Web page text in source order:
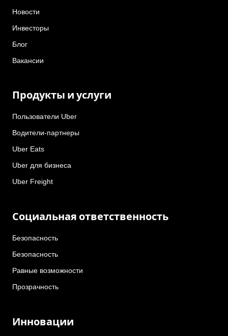
Новости
Инвесторы
Блог
Вакансии
Продукты и услуги
Пользователи Uber
Водители-партнеры
Uber Eats
Uber для бизнеса
Uber Freight
Социальная ответственность
Безопасность
Безопасность
Равные возможности
Прозрачность
Инновации